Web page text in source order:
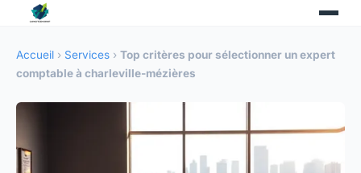
Accueil › Services › Top critères pour sélectionner un expert
comptable à charleville-mézières